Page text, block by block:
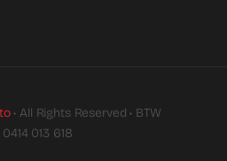
• All Rights Reserved • BTW
0414 013 618